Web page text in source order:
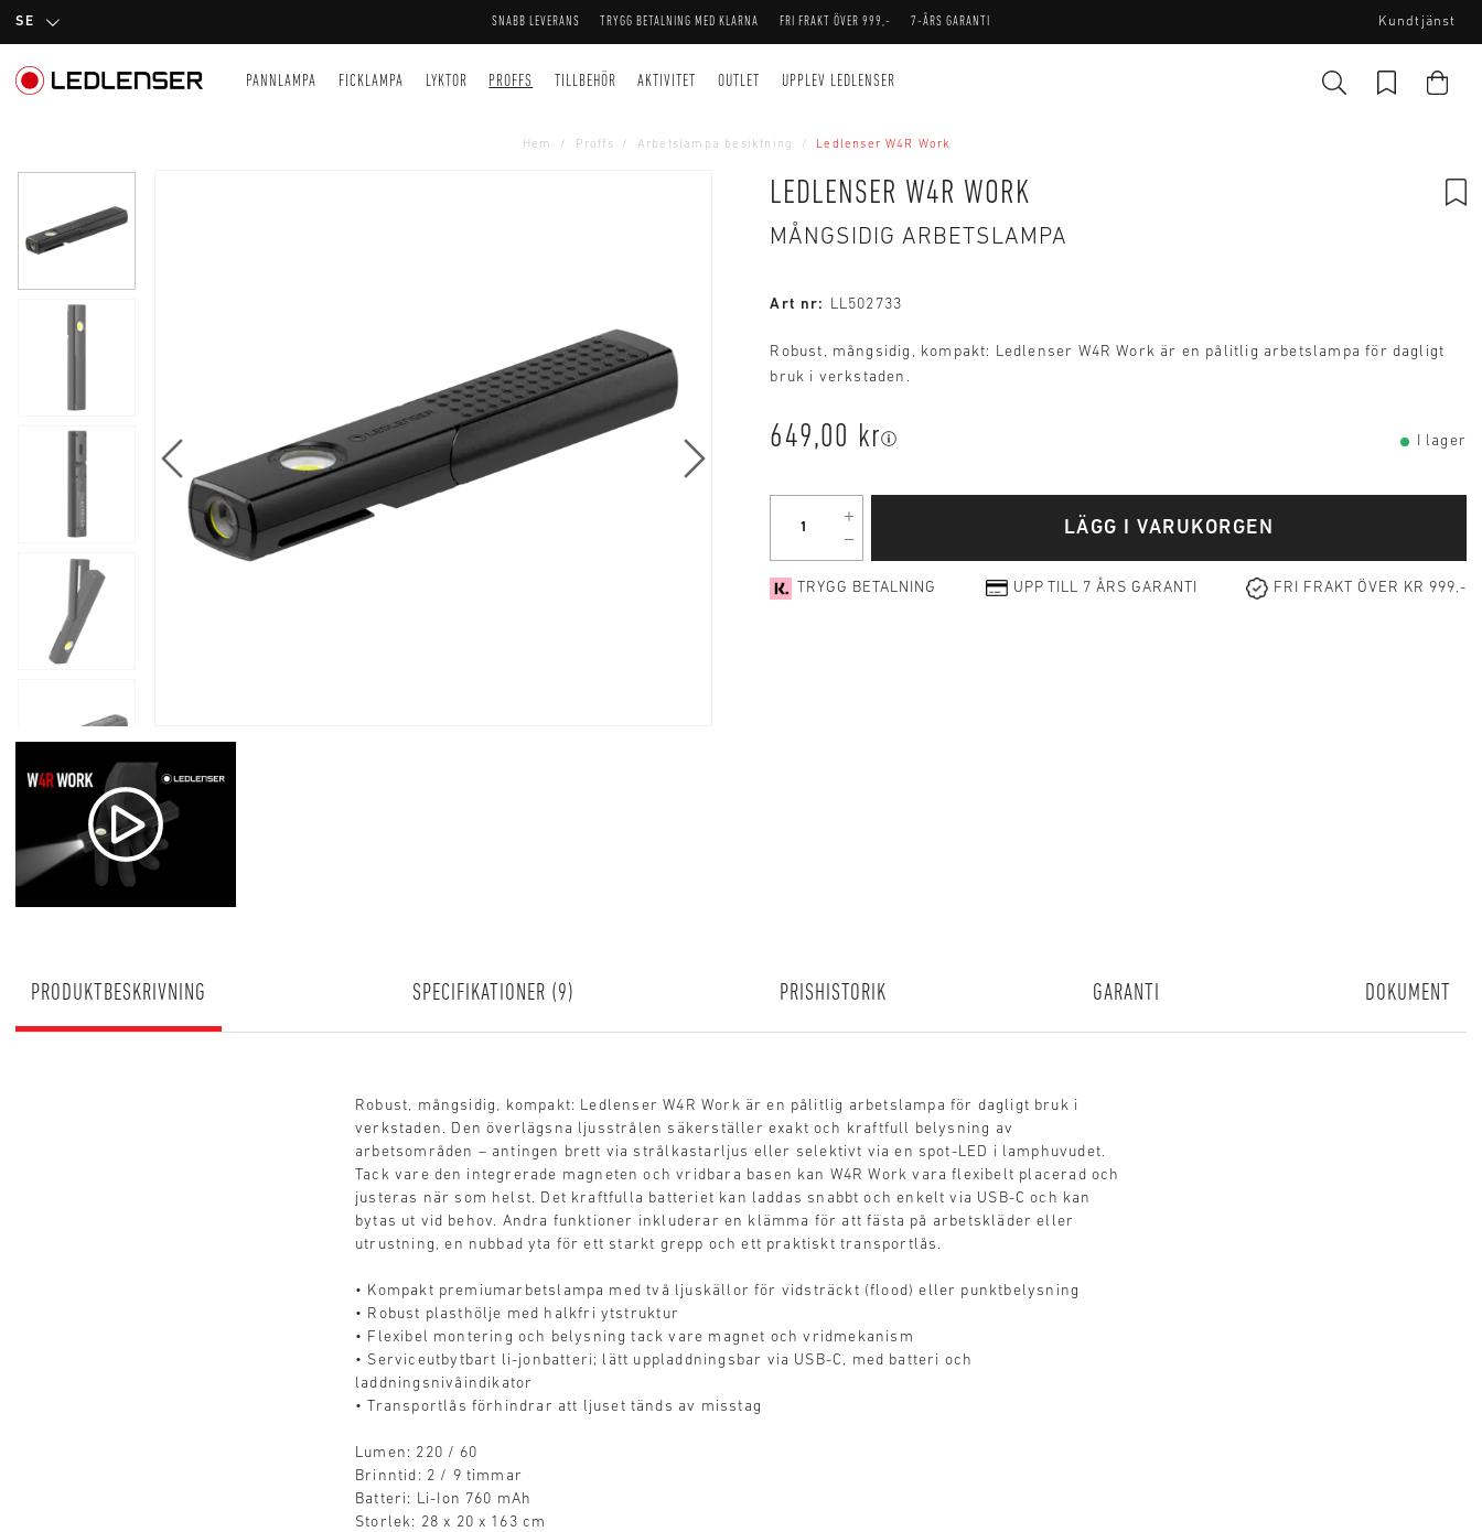
SE SNABB LEVERANS TRYGG BETALNING MED KLARNA FRI FRAKT ÖVER 999,- 7-ÅRS GARANTI Kundtjänst
PANNLAMPA FICKLAMPA LYKTOR PROFFS TILLBEHÖR AKTIVITET OUTLET UPPLEV LEDLENSER
Hem Proffs Arbetslampa besiktning Ledlenser W4R Work
LEDLENSER W4R WORK
MÅNGSIDIG ARBETSLAMPA
Art nr: LL502733
Robust, mångsidig, kompakt: Ledlenser W4R Work är en pålitlig arbetslampa för dagligt
bruk i verkstaden.
649,00 kr I lager
LÄGG I VARUKORGEN
TRYGG BETALNING UPP TILL 7 ÅRS GARANTI FRI FRAKT ÖVER KR 999,-
PRODUKTBESKRIVNING SPECIFIKATIONER 9 PRISHISTORIK GARANTI DOKUMENT
Robust, mångsidig, kompakt: Ledlenser W4R Work är en pålitlig arbetslampa för dagligt bruk i
verkstaden. Den överlägsna ljusstrålen säkerställer exakt och kraftfull belysning av
arbetsområden – antingen brett via strålkastarljus eller selektivt via en spot-LED i lamphuvudet.
Tack vare den integrerade magneten och vridbara basen kan W4R Work vara flexibelt placerad och
justeras när som helst. Det kraftfulla batteriet kan laddas snabbt och enkelt via USB-C och kan
bytas ut vid behov. Andra funktioner inkluderar en klämma för att fästa på arbetskläder eller
utrustning, en nubbad yta för ett starkt grepp och ett praktiskt transportlås.
• Kompakt premiumarbetslampa med två ljuskällor för vidsträckt (flood) eller punktbelysning
• Robust plasthölje med halkfri ytstruktur
• Flexibel montering och belysning tack vare magnet och vridmekanism
• Serviceutbytbart li-jonbatteri; lätt uppladdningsbar via USB-C, med batteri och
laddningsnivåindikator
• Transportlås förhindrar att ljuset tänds av misstag
Lumen: 220 / 60
Brinntid: 2 / 9 timmar
Batteri: Li-Ion 760 mAh
Storlek: 28 x 20 x 163 cm